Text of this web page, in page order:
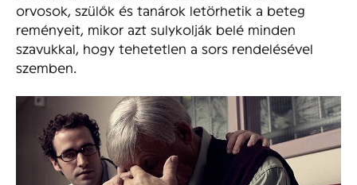
orvosok, szülők és tanárok letörhetik a beteg
reményeit, mikor azt sulykolják belé minden
szavukkal, hogy tehetetlen a sors rendelésével
szemben.